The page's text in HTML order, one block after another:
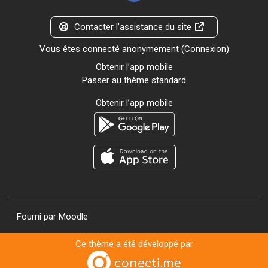
Contacter l’assistance du site
Vous êtes connecté anonymement (Connexion)
Obtenir l’app mobile
Passer au thème standard
Obtenir l’app mobile
Fourni par Moodle
Ce thème a été développé par